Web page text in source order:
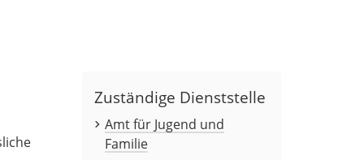
Zuständige Dienststelle
Amt für Jugend und
Familie